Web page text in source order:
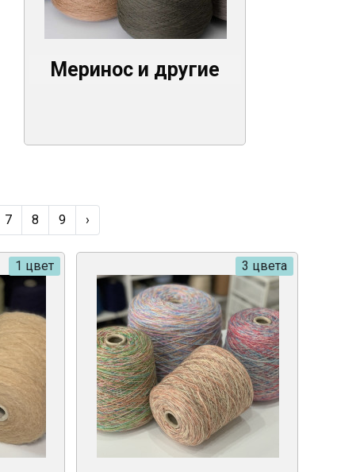
Меринос и другие
7 8 9 ›
1 цвет 3 цвета